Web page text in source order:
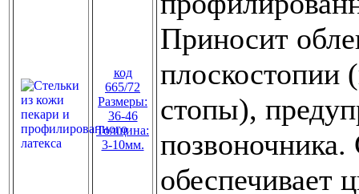
код
665/72
Размеры:
36-46
Толщина:
3-10мм.
Приносит
плоскостопии
стопы),
позвоночника.
обеспечивает